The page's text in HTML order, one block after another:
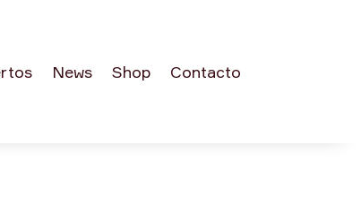
News Shop Contacto